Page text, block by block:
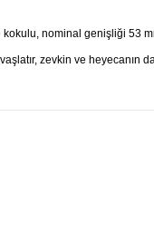
nominal genişliği 53
zevkin ve